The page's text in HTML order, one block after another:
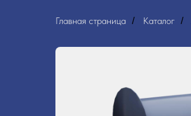
Главная страница / Каталог /